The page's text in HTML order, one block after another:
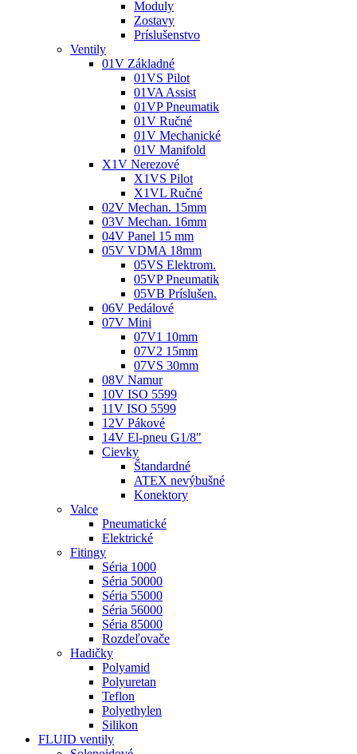
Moduly
Zostavy
Príslušenstvo
Ventily
01V Základné
01VS Pilot
01VA Assist
01VP Pneumatik
01V Ručné
01V Mechanické
01V Manifold
X1V Nerezové
X1VS Pilot
X1VL Ručné
02V Mechan. 15mm
03V Mechan. 16mm
04V Panel 15 mm
05V VDMA 18mm
05VS Elektrom.
05VP Pneumatik
05VB Príslušen.
06V Pedálové
07V Mini
07V1 10mm
07V2 15mm
07VS 30mm
08V Namur
10V ISO 5599
11V ISO 5599
12V Pákové
14V El-pneu G1/8"
Cievky
Štandardné
ATEX nevýbušné
Konektory
Valce
Pneumatické
Elektrické
Fitingy
Séria 1000
Séria 50000
Séria 55000
Séria 56000
Séria 85000
Rozdeľovače
Hadičky
Polyamid
Polyuretan
Teflon
Polyethylen
Silikon
FLUID ventily